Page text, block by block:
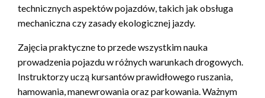
technicznych aspektów pojazdów, takich jak obsługa
mechaniczna czy zasady ekologicznej jazdy.
Zajęcia praktyczne to przede wszystkim nauka
prowadzenia pojazdu w różnych warunkach drogowych.
Instruktorzy uczą kursantów prawidłowego ruszania,
hamowania, manewrowania oraz parkowania. Ważnym